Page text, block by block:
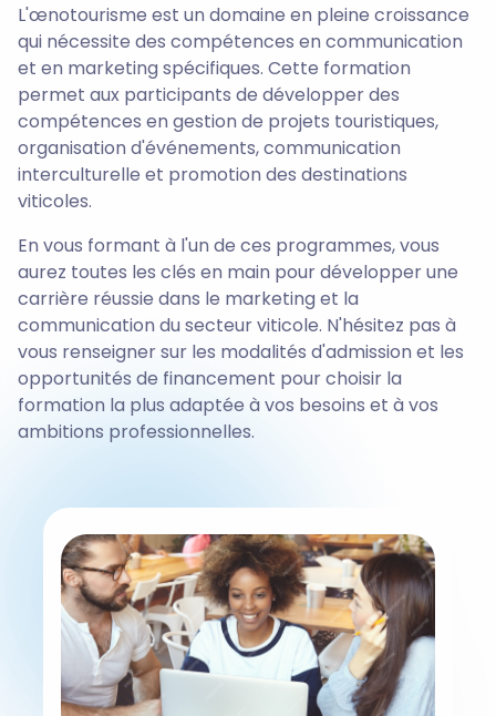
L'œnotourisme est un domaine en pleine croissance
qui nécessite des compétences en communication
et en marketing spécifiques. Cette formation
permet aux participants de développer des
compétences en gestion de projets touristiques,
organisation d'événements, communication
interculturelle et promotion des destinations
viticoles.
En vous formant à l'un de ces programmes, vous
aurez toutes les clés en main pour développer une
carrière réussie dans le marketing et la
communication du secteur viticole. N'hésitez pas à
vous renseigner sur les modalités d'admission et les
opportunités de financement pour choisir la
formation la plus adaptée à vos besoins et à vos
ambitions professionnelles.